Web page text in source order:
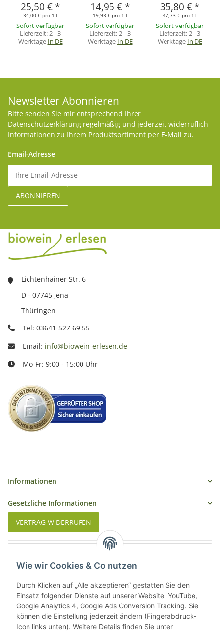
Wie wir Cookies & Co nutzen
Durch Klicken auf „Alle akzeptieren“ gestatten Sie den
Einsatz folgender Dienste auf unserer Website: YouTube,
Google Analytics 4, Google Ads Conversion Tracking. Sie
können die Einstellung jederzeit ändern (Fingerabdruck-
Icon links unten). Weitere Details finden Sie unter
25,50 € *
34,00 € pro 1 l
Sofort verfügbar
Lieferzeit:2 - 3
Werktage In DE
14,95 € *
19,93 € pro 1 l
Sofort verfügbar
Lieferzeit:2 - 3
Werktage In DE
35,80 € *
47,73 € pro 1 l
Sofort verfügbar
Lieferzeit:2 - 3
Werktage In DE
Newsletter Abonnieren
Bitte senden Sie mir entsprechend Ihrer
Datenschutzerklärung regelmäßig und jederzeit widerruflich
Informationen zu Ihrem Produktsortiment per E-Mail zu.
Email-Adresse
Lichtenhainer Str. 6
D - 07745 Jena
Thüringen
Tel: 03641-527 69 55
Email: info@biowein-erlesen.de
Mo-Fr: 9:00 - 15:00 Uhr
Informationen
Gesetzliche Informationen
VERTRAG WIDERRUFEN
Weinbauregionen und Weinbaugebiete in Österreich
Weiße Rebsorten